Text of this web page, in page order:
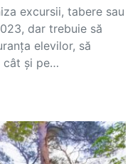
excursii, tabere sau
dar trebuie să
elevilor, să
cât și pe…